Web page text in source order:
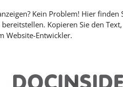
Kein Problem! Hier finden
Kopieren Sie den
Website-Entwickler.